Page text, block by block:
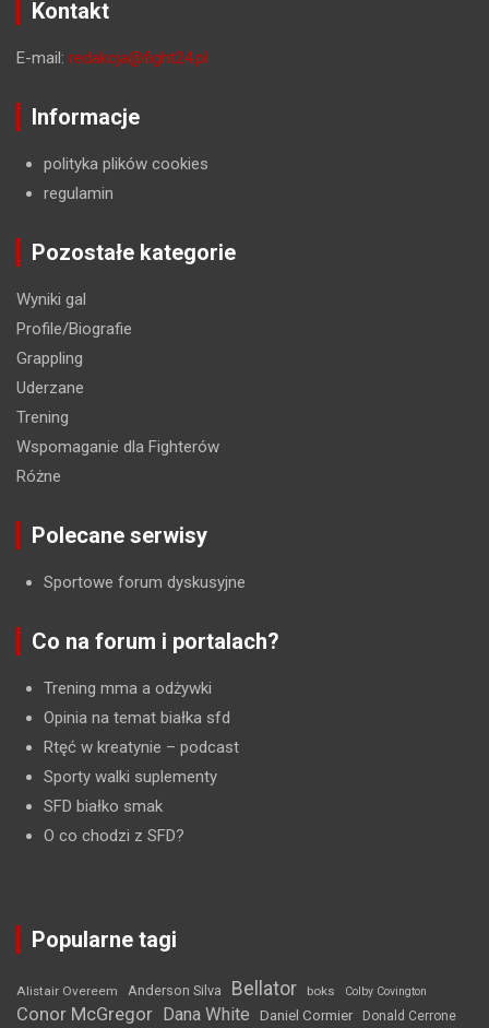
Kontakt
E-mail: redakcja@fight24.pl
Informacje
polityka plików cookies
regulamin
Pozostałe kategorie
Wyniki gal
Profile/Biografie
Grappling
Uderzane
Trening
Wspomaganie dla Fighterów
Różne
Polecane serwisy
Sportowe forum dyskusyjne
Co na forum i portalach?
Trening mma a odżywki
Opinia na temat białka sfd
Rtęć w kreatynie – podcast
Sporty walki suplementy
SFD białko smak
O co chodzi z SFD?
Popularne tagi
Alistair Overeem Anderson Silva Bellator boks Colby Covington
Conor McGregor Dana White Daniel Cormier Donald Cerrone